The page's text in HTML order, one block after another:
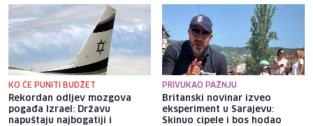
KO ĆE PUNITI BUDŽET
Rekordan odljev mozgova
pogađa Izrael: Državu
napuštaju najbogatiji i
PRIVUKAO PAŽNJU
Britanski novinar izveo
eksperiment u Sarajevu:
Skinuo cipele i bos hodao